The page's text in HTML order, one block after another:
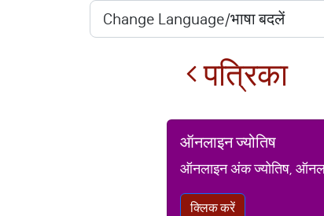
पत्रिका
ऑनलाइन ज्योतिष
ऑनलाइन अंक ज्योतिष,
क्लिक करें